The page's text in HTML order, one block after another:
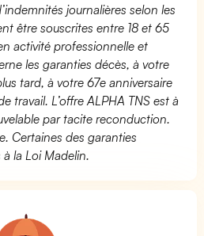
journalières selon les
être souscrites entre 18 et 65
activité professionnelle et
les garanties décès, à votre
tard, à votre 67e anniversaire
travail. L’offre ALPHA TNS est à
par tacite reconduction.
Certaines des garanties
la Loi Madelin.